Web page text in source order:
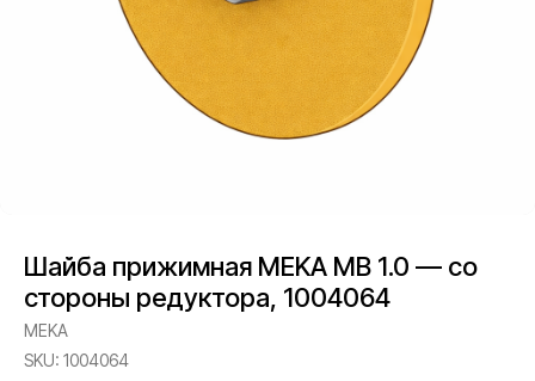
Шайба прижимная MEKA MB 1.0 — со
стороны редуктора, 1004064
MEKA
SKU: 1004064